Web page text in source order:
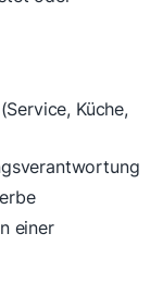
Küche,
einer